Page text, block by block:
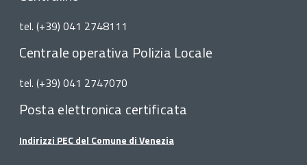
tel. (+39) 041 2748111
Centrale operativa Polizia Locale
tel. (+39) 041 2747070
Posta elettronica certificata
Indirizzi PEC del Comune di Venezia